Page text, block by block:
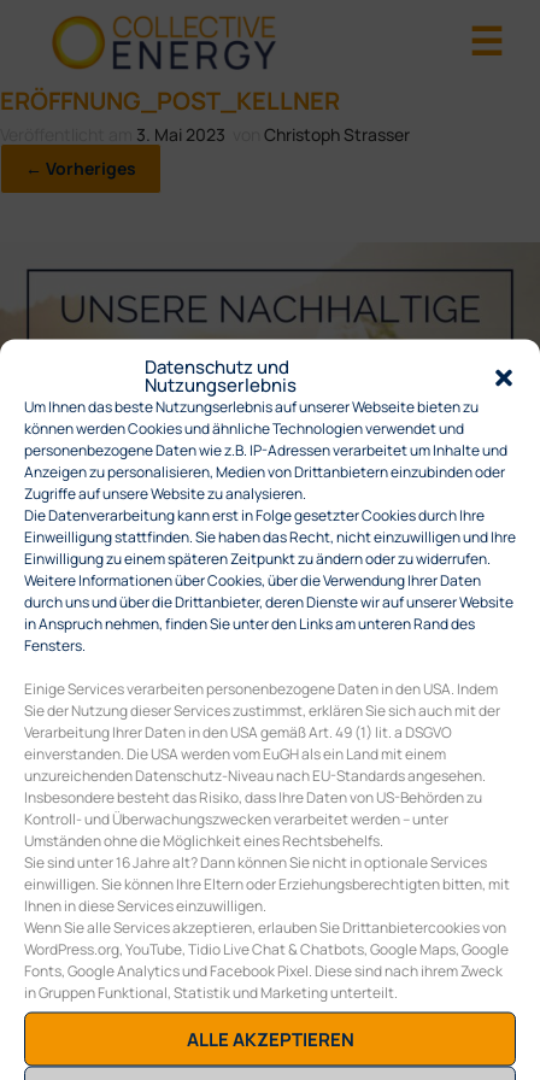
Datenschutz und
Nutzungserlebnis
Um Ihnen das beste Nutzungserlebnis auf unserer Webseite bieten zu
können werden Cookies und ähnliche Technologien verwendet und
personenbezogene Daten wie z.B. IP-Adressen verarbeitet um Inhalte und
Anzeigen zu personalisieren, Medien von Drittanbietern einzubinden oder
Zugriffe auf unsere Website zu analysieren.
Die Datenverarbeitung kann erst in Folge gesetzter Cookies durch Ihre
Einweilligung stattfinden. Sie haben das Recht, nicht einzuwilligen und Ihre
Einwilligung zu einem späteren Zeitpunkt zu ändern oder zu widerrufen.
Weitere Informationen über Cookies, über die Verwendung Ihrer Daten
durch uns und über die Drittanbieter, deren Dienste wir auf unserer Website
in Anspruch nehmen, finden Sie unter den Links am unteren Rand des
Fensters.
Einige Services verarbeiten personenbezogene Daten in den USA. Indem
Sie der Nutzung dieser Services zustimmst, erklären Sie sich auch mit der
Verarbeitung Ihrer Daten in den USA gemäß Art. 49 (1) lit. a DSGVO
einverstanden. Die USA werden vom EuGH als ein Land mit einem
unzureichenden Datenschutz-Niveau nach EU-Standards angesehen.
Insbesondere besteht das Risiko, dass Ihre Daten von US-Behörden zu
Kontroll- und Überwachungszwecken verarbeitet werden – unter
Umständen ohne die Möglichkeit eines Rechtsbehelfs.
Sie sind unter 16 Jahre alt? Dann können Sie nicht in optionale Services
einwilligen. Sie können Ihre Eltern oder Erziehungsberechtigten bitten, mit
Ihnen in diese Services einzuwilligen.
Wenn Sie alle Services akzeptieren, erlauben Sie Drittanbietercookies von
WordPress.org, YouTube, Tidio Live Chat & Chatbots, Google Maps, Google
Fonts, Google Analytics und Facebook Pixel. Diese sind nach ihrem Zweck
in Gruppen Funktional, Statistik und Marketing unterteilt.
ALLE AKZEPTIEREN
ERÖFFNUNG_POST_KELLNER
3. Mai 2023
Christoph Strasser
← Vorheriges
COLLECTIVE ENERGY GMBH
Burggasse 117/10
A-1070 Wien
Eoffice@collective-energy.at
T+43 (0) 1 311 28 01